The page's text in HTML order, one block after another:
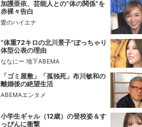
加護亜依、芸能人との“体の関係”を
赤裸々告白
愛のハイエナ
“体重72キロの北川景子”ぽっちゃり
体型公表の理由
ななにー 地下ABEMA
「ゴミ屋敷」「孤独死」布川敏和の
離婚後の絶望生活
ABEMAエンタメ
小学生ギャル（12歳）の登校姿＆す
っぴんに衝撃